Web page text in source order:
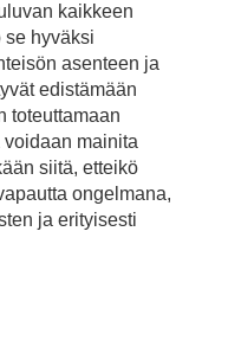
kaikkeen
se hyväksi
asenteen ja
edistämään
toteuttamaan
mainita
siitä, etteikö
ongelmana,
ja erityisesti